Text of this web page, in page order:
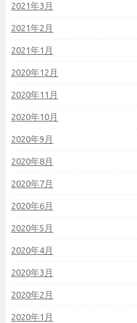
2021年3月
2021年2月
2021年1月
2020年12月
2020年11月
2020年10月
2020年9月
2020年8月
2020年7月
2020年6月
2020年5月
2020年4月
2020年3月
2020年2月
2020年1月